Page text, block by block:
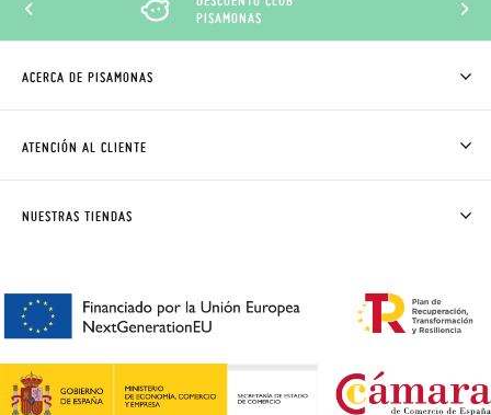
PISAMONAS
ACERCA DE PISAMONAS
CÓMO COMPRAR
AVISO LEGAL, PRIVACIDAD Y COOKIES
REBAJAS
ATENCIÓN AL CLIENTE
PREGUNTAS FRECUENTES
NUESTRAS TIENDAS